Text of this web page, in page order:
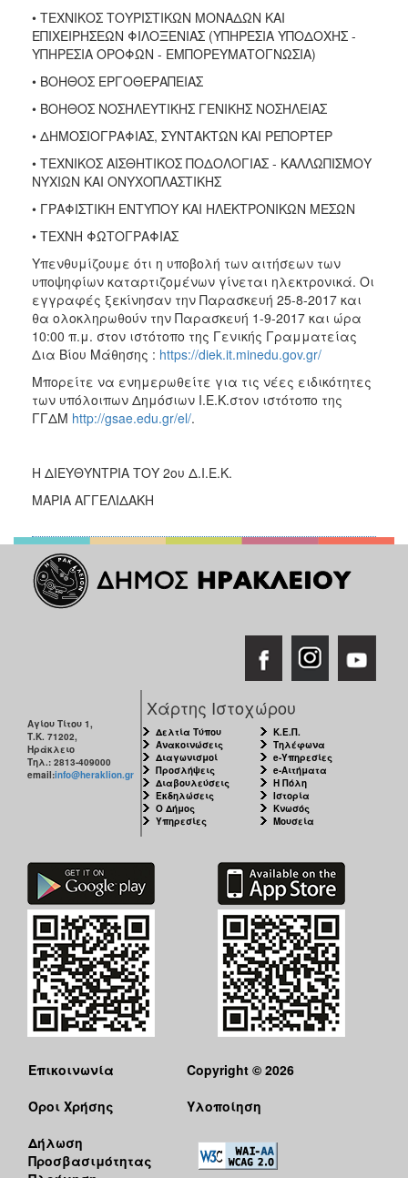
• ΤΕΧΝΙΚΟΣ ΤΟΥΡΙΣΤΙΚΩΝ ΜΟΝΑΔΩΝ ΚΑΙ
ΕΠΙΧΕΙΡΗΣΕΩΝ ΦΙΛΟΞΕΝΙΑΣ (ΥΠΗΡΕΣΙΑ ΥΠΟΔΟΧΗΣ -
ΥΠΗΡΕΣΙΑ ΟΡΟΦΩΝ - ΕΜΠΟΡΕΥΜΑΤΟΓΝΩΣΙΑ)
• ΒΟΗΘΟΣ ΕΡΓΟΘΕΡΑΠΕΙΑΣ
• ΒΟΗΘΟΣ ΝΟΣΗΛΕΥΤΙΚΗΣ ΓΕΝΙΚΗΣ ΝΟΣΗΛΕΙΑΣ
• ΔΗΜΟΣΙΟΓΡΑΦΙΑΣ, ΣΥΝΤΑΚΤΩΝ ΚΑΙ ΡΕΠΟΡΤΕΡ
• ΤΕΧΝΙΚΟΣ ΑΙΣΘΗΤΙΚΟΣ ΠΟΔΟΛΟΓΙΑΣ - ΚΑΛΛΩΠΙΣΜΟΥ
ΝΥΧΙΩΝ ΚΑΙ ΟΝΥΧΟΠΛΑΣΤΙΚΗΣ
• ΓΡΑΦΙΣΤΙΚΗ ΕΝΤΥΠΟΥ ΚΑΙ ΗΛΕΚΤΡΟΝΙΚΩΝ ΜΕΣΩΝ
• ΤΕΧΝΗ ΦΩΤΟΓΡΑΦΙΑΣ
Υπενθυμίζουμε ότι η υποβολή των αιτήσεων των
υποψηφίων καταρτιζομένων γίνεται ηλεκτρονικά. Οι
εγγραφές ξεκίνησαν την Παρασκευή 25-8-2017 και
θα ολοκληρωθούν την Παρασκευή 1-9-2017 και ώρα
10:00 π.μ. στον ιστότοπο της Γενικής Γραμματείας
Δια Βίου Μάθησης : https://diek.it.minedu.gov.gr/
Μπορείτε να ενημερωθείτε για τις νέες ειδικότητες
των υπόλοιπων Δημόσιων Ι.Ε.Κ.στον ιστότοπο της
ΓΓΔΜ http://gsae.edu.gr/el/.
Η ΔΙΕΥΘΥΝΤΡΙΑ ΤΟΥ 2ου Δ.Ι.Ε.Κ.
ΜΑΡΙΑ ΑΓΓΕΛΙΔΑΚΗ
Αγίου Τίτου 1,
Τ.Κ. 71202,
Ηράκλειο
Τηλ.: 2813-409000
email:info@heraklion.gr
Χάρτης Ιστοχώρου
Δελτία Τύπου
Ανακοινώσεις
Διαγωνισμοί
Προσλήψεις
Διαβουλεύσεις
Εκδηλώσεις
Ο Δήμος
Υπηρεσίες
Κ.Ε.Π.
Τηλέφωνα
e-Υπηρεσίες
e-Αιτήματα
Η Πόλη
Ιστορία
Κνωσός
Μουσεία
Επικοινωνία
Όροι Χρήσης
Δήλωση
Προσβασιμότητας
Copyright © 2026
Υλοποίηση